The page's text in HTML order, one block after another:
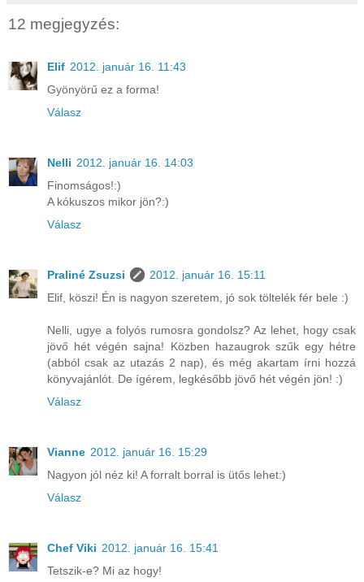
12 megjegyzés:
Elif 2012. január 16. 11:43
Gyönyörű ez a forma!
Válasz
Nelli 2012. január 16. 14:03
Finomságos!:)
A kókuszos mikor jön?:)
Válasz
Praliné Zsuzsi
2012. január 16. 15:11
Elif, köszi! Én is nagyon szeretem, jó sok töltelék fér bele :)
Nelli, ugye a folyós rumosra gondolsz? Az lehet, hogy csak
jövő hét végén sajna! Közben hazaugrok szűk egy hétre
(abból csak az utazás 2 nap), és még akartam írni hozzá
könyvajánlót. De ígérem, legkésőbb jövő hét végén jön! :)
Válasz
Vianne 2012. január 16. 15:29
Nagyon jól néz ki! A forralt borral is ütős lehet:)
Válasz
Chef Viki 2012. január 16. 15:41
Tetszik-e? Mi az hogy!